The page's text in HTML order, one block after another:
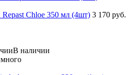
Chloe 350 мл (4шт) 3 170 руб.
В наличии
много